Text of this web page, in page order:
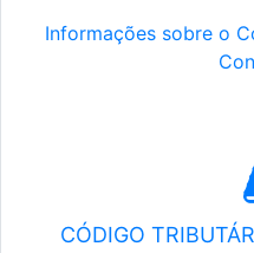
Informações sobre o
CÓDIGO